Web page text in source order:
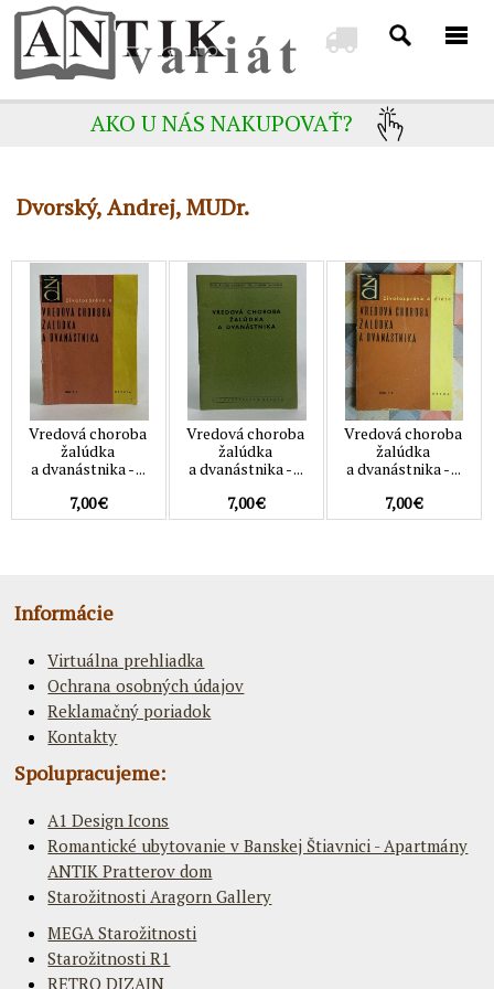
AKO U NÁS NAKUPOVAŤ?
Dvorský, Andrej, MUDr.
Vredová choroba
žalúdka
a dvanástnika - ...
7,00 €
Vredová choroba
žalúdka
a dvanástnika - ...
7,00 €
Vredová choroba
žalúdka
a dvanástnika - ...
7,00 €
Informácie
Virtuálna prehliadka
Ochrana osobných údajov
Reklamačný poriadok
Kontakty
Spolupracujeme:
A1 Design Icons
Romantické ubytovanie v Banskej Štiavnici - Apartmány
ANTIK Pratterov dom
Starožitnosti Aragorn Gallery
MEGA Starožitnosti
Starožitnosti R1
RETRO DIZAJN